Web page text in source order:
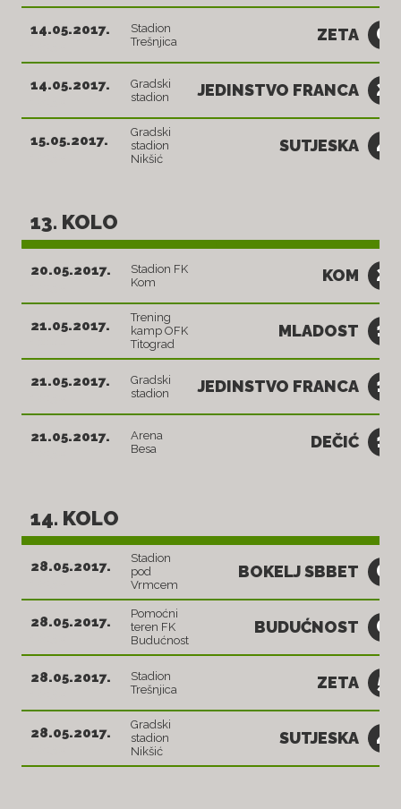
14.05.2017.
Stadion
Trešnjica
ZETA 0
14.05.2017.
Gradski
stadion
JEDINSTVO FRANCA 2
15.05.2017.
Gradski
stadion
Nikšić
SUTJESKA 4
13. KOLO
20.05.2017.
Stadion FK
Kom
KOM 2
21.05.2017.
Trening
kamp OFK
Titograd
MLADOST 1
21.05.2017.
Gradski
stadion
JEDINSTVO FRANCA 1
21.05.2017.
Arena
Besa
DEČIĆ 1
14. KOLO
28.05.2017.
Stadion
pod
Vrmcem
BOKELJ SBBET 0
28.05.2017.
Pomoćni
teren FK
Budućnost
BUDUĆNOST 0
28.05.2017.
Stadion
Trešnjica
ZETA 5
28.05.2017.
Gradski
stadion
Nikšić
SUTJESKA 4